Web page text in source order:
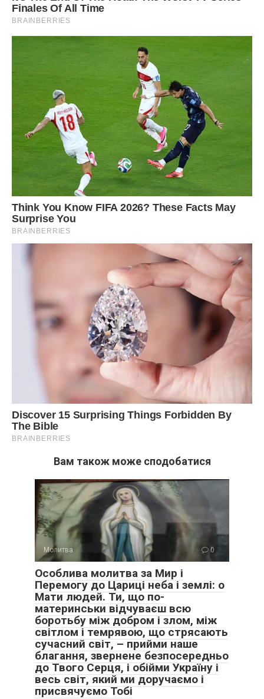
Вам також може сподобатися
Молитва 0
Особлива молитва за Мир і
Перемогу до Цариці неба і землі: о
Мати людей. Ти, що по-
материнськи відчуваєш всю
боротьбу між добром і злом, між
світлом і темрявою, що стрясають
сучасний світ, – прийми наше
благання, звернене безпосередньо
до Твого Серця, і обійми Україну і
весь світ, який ми доручаємо і
присвячуємо Тобі